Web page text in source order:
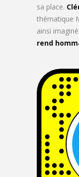
sa place.
thématique
ainsi imaginé
rend